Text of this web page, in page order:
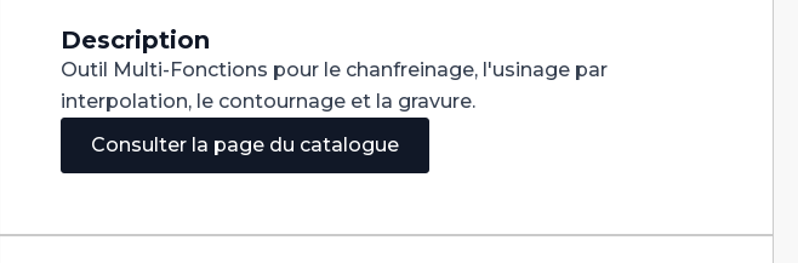
Description
Outil Multi-Fonctions pour le chanfreinage, l'usinage par
interpolation, le contournage et la gravure.
Consulter la page du catalogue